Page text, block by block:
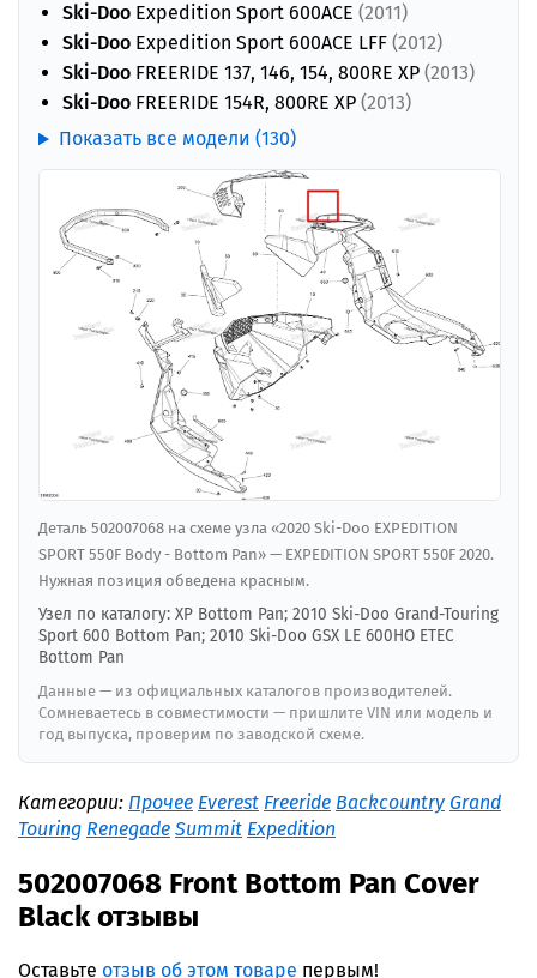
Ski-Doo Expedition Sport 600ACE (2011)
Ski-Doo Expedition Sport 600ACE LFF (2012)
Ski-Doo FREERIDE 137, 146, 154, 800RE XP (2013)
Ski-Doo FREERIDE 154R, 800RE XP (2013)
Показать все модели (130)
Деталь 502007068 на схеме узла «2020 Ski-Doo EXPEDITION
SPORT 550F Body - Bottom Pan» — EXPEDITION SPORT 550F 2020.
Нужная позиция обведена красным.
Узел по каталогу: XP Bottom Pan; 2010 Ski-Doo Grand-Touring
Sport 600 Bottom Pan; 2010 Ski-Doo GSX LE 600HO ETEC
Bottom Pan
Данные — из официальных каталогов производителей.
Сомневаетесь в совместимости — пришлите VIN или модель и
год выпуска, проверим по заводской схеме.
Категории: Прочее Everest Freeride Backcountry Grand
Touring Renegade Summit Expedition
502007068 Front Bottom Pan Cover
Black отзывы
Оставьте отзыв об этом товаре первым!